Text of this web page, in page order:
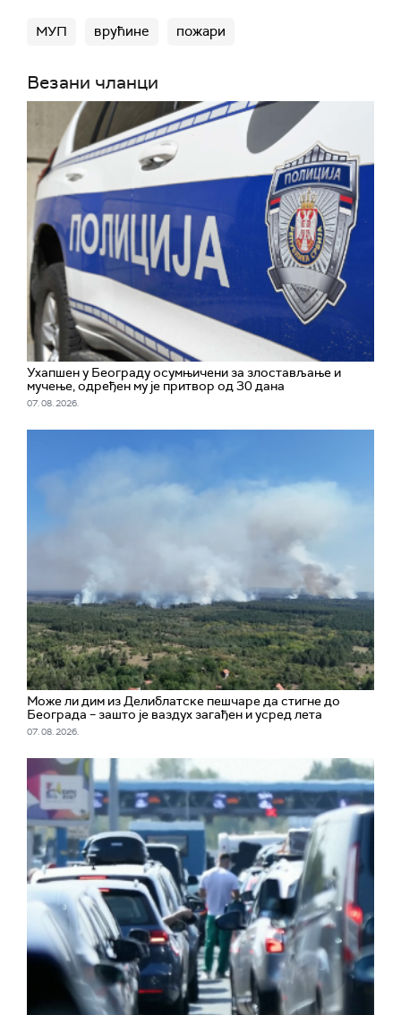
МУП врућине пожари
Везани чланци
Ухапшен у Београду осумњичени за злостављање и
мучење, одређен му је притвор од 30 дана
07. 08. 2026.
Може ли дим из Делиблатске пешчаре да стигне до
Београда – зашто је ваздух загађен и усред лета
07. 08. 2026.